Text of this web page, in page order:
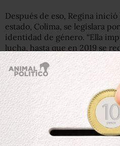
Después de eso, Regina
estado, Colima, se legislara
identidad de género. “Ella
lucha, hasta que en 2019 se
iniciativa para lograr garantizar
Pizano.
Fue el 13 de mayo cuando se
estatal para que las personas
cambiar su acta de
Regina es una figura muy